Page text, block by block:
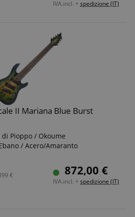
IVA.incl. + spedizione (IT)
II Mariana Blue Burst
Pioppo / Okoume
/ Acero/Amaranto
Fluence Modern Humbucker (HH)
Blue Burst, Lucido872,00 €
IVA.incl. + spedizione (IT)
€
www.kirstein.it